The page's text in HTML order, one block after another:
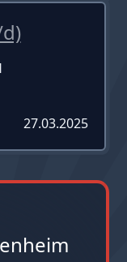
27.03.2025